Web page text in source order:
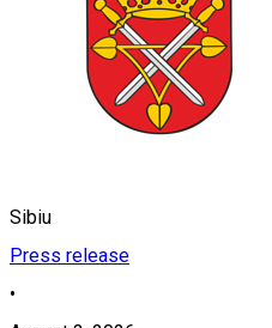
Sibiu
Press release
•